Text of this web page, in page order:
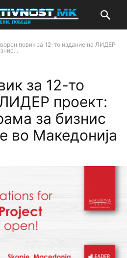
повик за 12-то издание на ЛИДЕР
за 12-то
проект:
за бизнис
во Македонија